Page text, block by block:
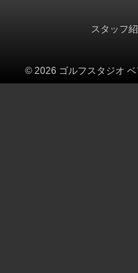
スタッフ
© 2026 ゴルフスタジオ